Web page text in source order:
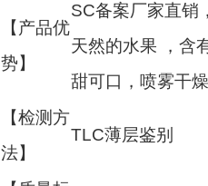
【产品优
势】
SC备案厂家直销
天然的水果 ，含
甜可口，喷雾干
【检测方
法】
TLC薄层鉴别